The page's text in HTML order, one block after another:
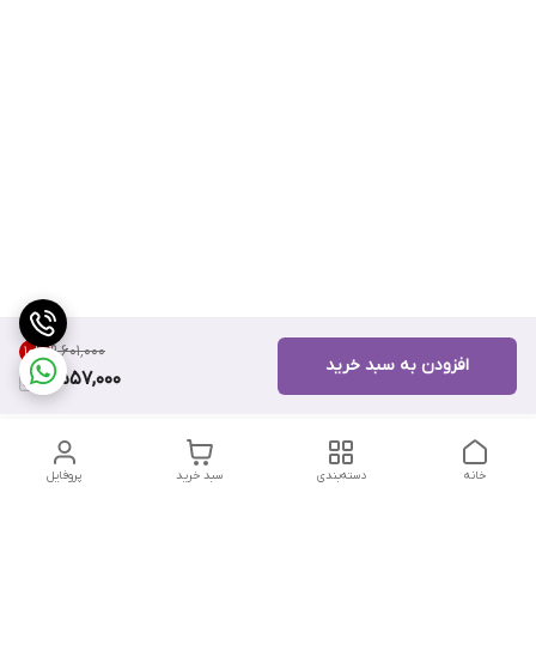
۹٬۶۰۱٬۰۰۰ 10%
8,557,000
افزودن به سبد خرید
پروفایل سبد خرید دسته‌بندی خانه